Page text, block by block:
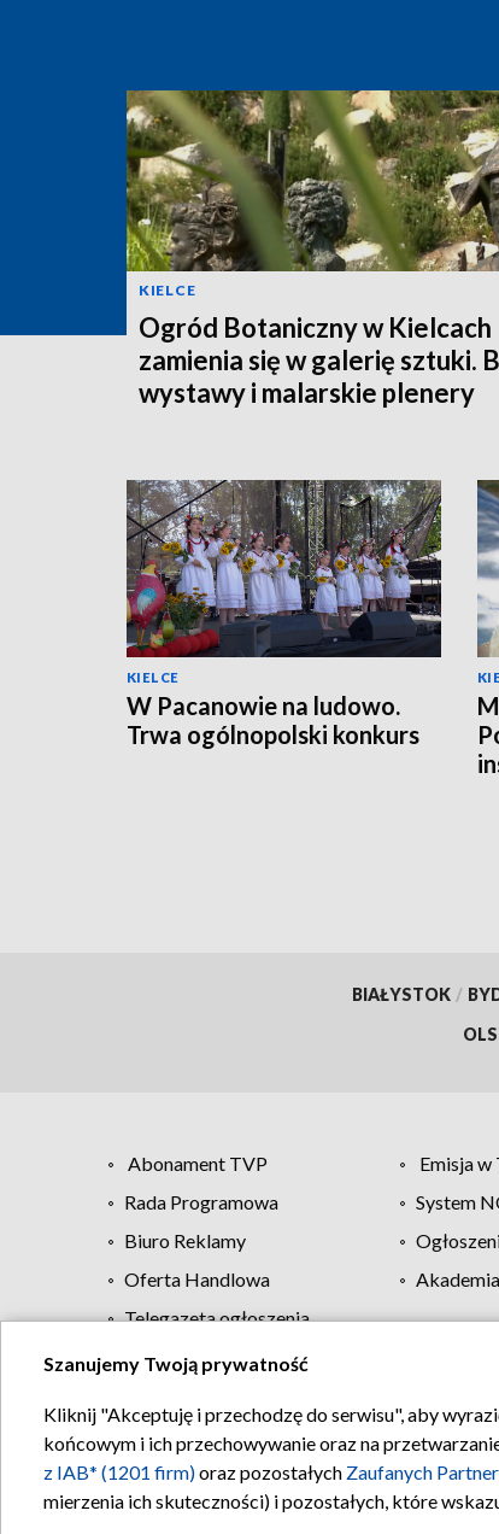
KIELCE
Ogród Botaniczny w Kielcach
zamienia się w galerię sztuki.
wystawy i malarskie plenery
KIELCE
W Pacanowie na ludowo.
Trwa ogólnopolski konkurs
BIAŁYSTOK /
Abonament TVP Emisja w
Rada Programowa
System
Biuro Reklamy
Oferta Handlowa
Telegazeta ogłoszenia
Regulamin
Szanujemy Twoją prywatność
Kliknij "Akceptuję i przechodzę do serwisu", aby
końcowym i ich przechowywanie oraz na
z IAB* (1201 firm)oraz pozostałych Zaufanych
mierzenia ich skuteczności) i pozostałych, które